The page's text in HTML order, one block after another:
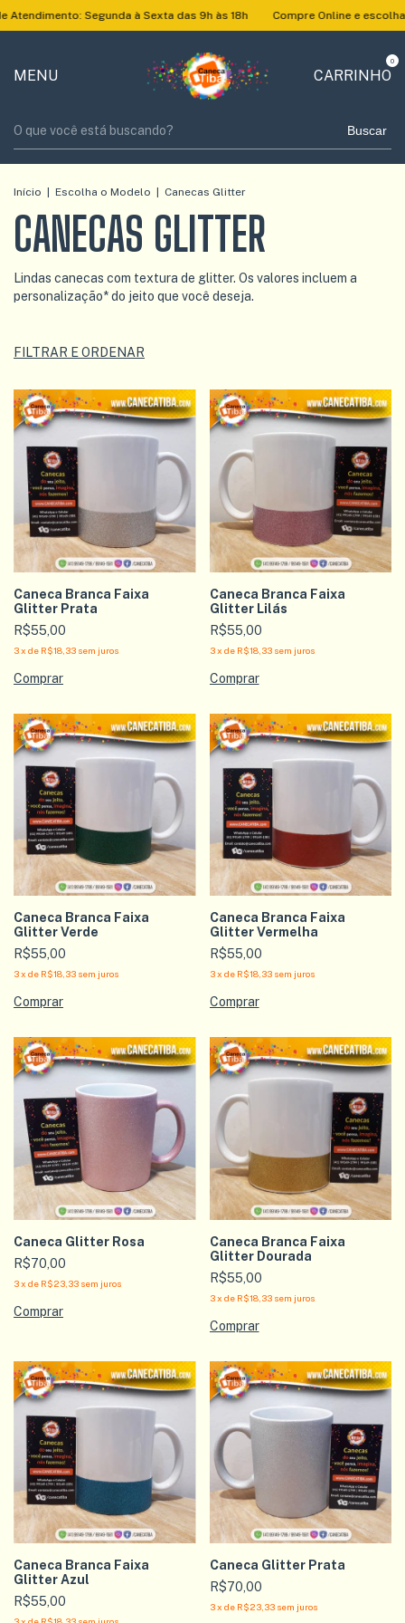
Segunda à Sexta das 9h às 18h Compre Online e escolha
MENU CARRINHO
0
Buscar
Início Escolha o Modelo Canecas Glitter
CANECAS GLITTER
Lindas canecas com textura de glitter. Os valores incluem a
personalização* do jeito que você deseja.
FILTRAR E ORDENAR
Caneca Branca Faixa
Glitter Prata
R$55,00
3x de R$18,33 sem juros
Caneca Branca Faixa
Glitter Lilás
R$55,00
3 x de R$18,33 sem juros
Caneca Branca Faixa
Glitter Verde
R$55,00
3x de R$18,33 sem juros
Caneca Branca Faixa
Glitter Vermelha
R$55,00
3 x de R$18,33 sem juros
Caneca Glitter Rosa
R$70,00
3x de R$23,33 sem juros
Caneca Branca Faixa
Glitter Dourada
R$55,00
3 x de R$18,33 sem juros
Caneca Branca Faixa
Glitter Azul
R$55,00
Caneca Glitter Prata
R$70,00
3 x de R$23,33 sem juros